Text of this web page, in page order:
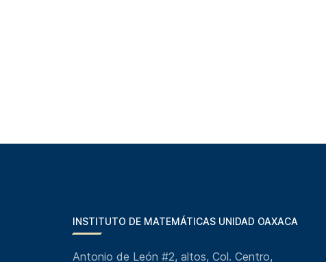
INSTITUTO DE MATEMÁTICAS UNIDAD OAXACA
Antonio de León #2, altos, Col. Centro,